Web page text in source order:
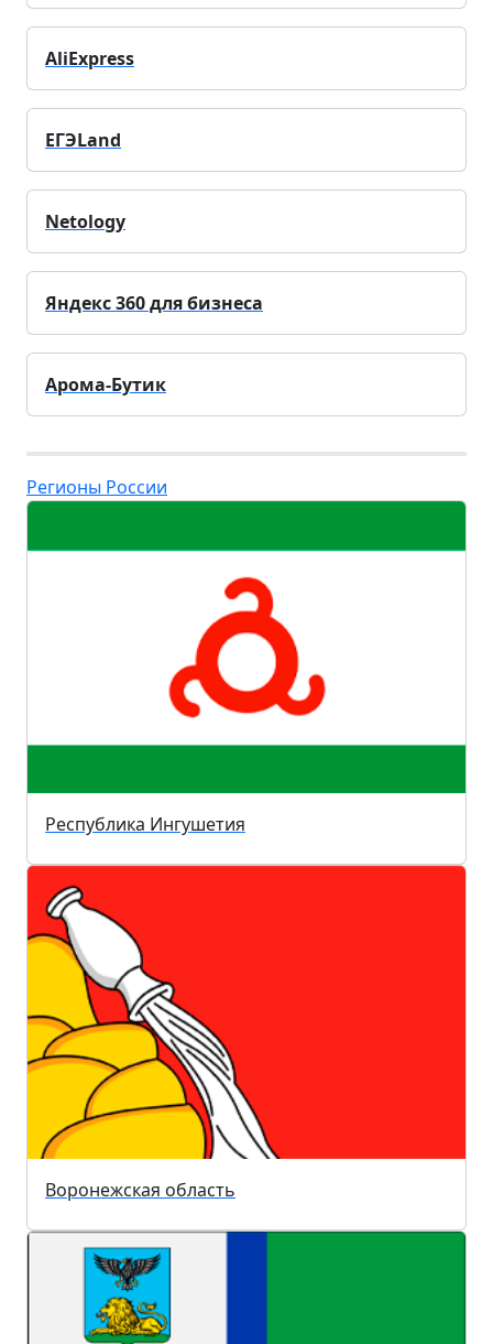
AliExpress
ЕГЭLand
Netology
Яндекс 360 для бизнеса
Арома-Бутик
Регионы России
Республика Ингушетия
Воронежская область